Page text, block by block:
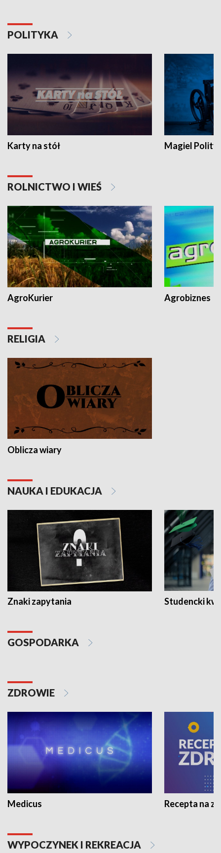
POLITYKA
Karty na stół Magiel
ROLNICTWO I WIEŚ
AgroKurier Agrobiznes
RELIGIA
Oblicza wiary
NAUKA I EDUKACJA
Znaki zapytania Studencki
GOSPODARKA
ZDROWIE
Medicus Recepta na
WYPOCZYNEK I REKREACJA